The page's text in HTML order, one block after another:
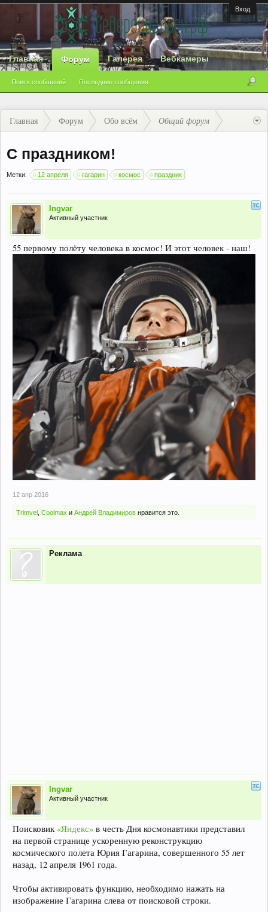
Вход
Главная Форум
Поиск сообщений Последние сообщения
Галерея Вебкамеры
Главная Форум Обо всём Общий форум
С праздником!
Метки: 12 апреля гагарин космос праздник
Ingvar
Активный участник
55 первому полёту человека в космос! И этот человек - наш!
12 апр 2016
Trimvel Coolmax и Андрей Владимиров нравится это.
Реклама
Ingvar
Активный участник
Поисковик «Яндекс» в честь Дня космонавтики представил
на первой странице ускоренную реконструкцию
космического полета Юрия Гагарина, совершенного 55 лет
назад, 12 апреля 1961 года.
Чтобы активировать функцию, необходимо нажать на
изображение Гагарина слева от поисковой строки.